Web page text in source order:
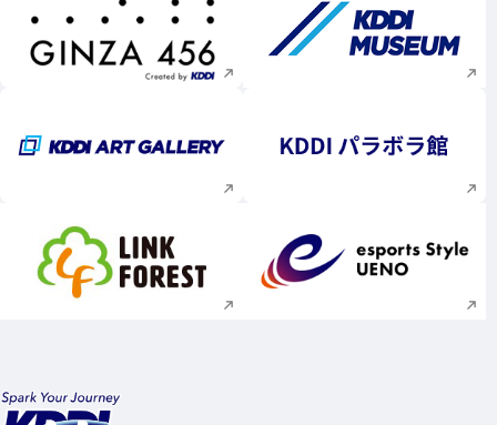
新規ウィンドウで開く 新規ウィンドウで
新規ウィンドウで開く 新規ウィンドウで
新規ウィンドウで開く 新規ウィンドウで